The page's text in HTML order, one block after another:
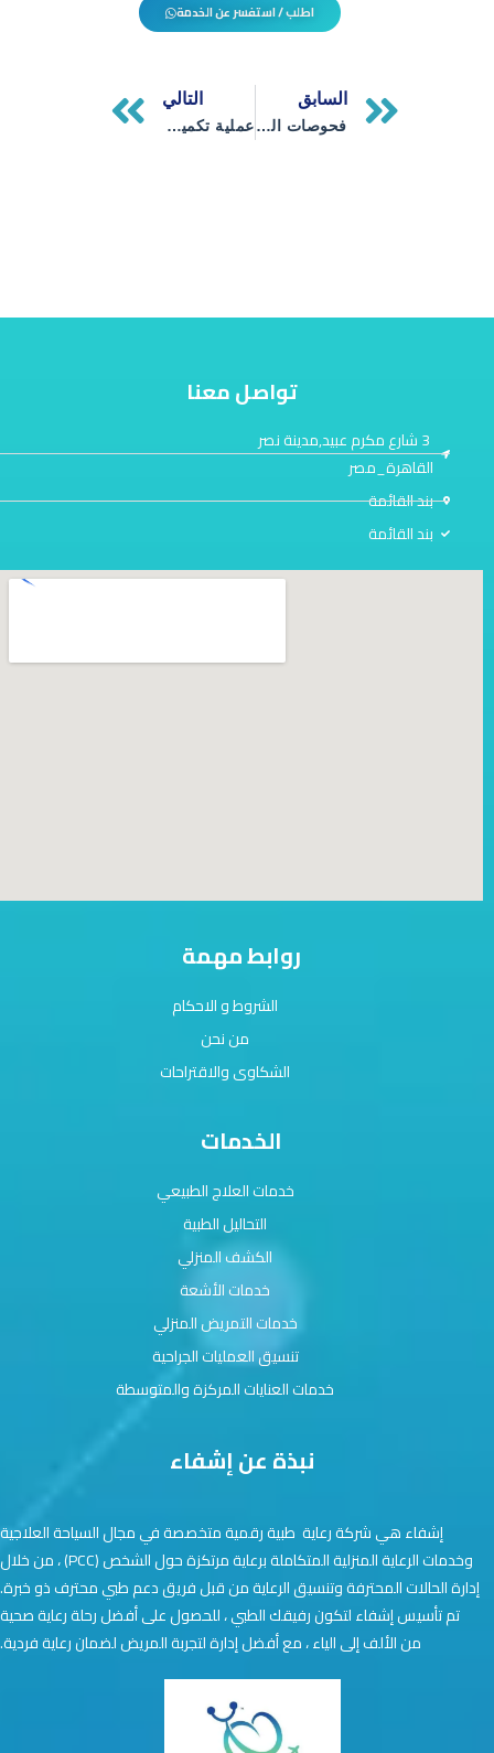
اطلب / استفسر عن الخدمة
Prev
السابق
فحوصات الكبد الدهني الخطوات الأولى للوقاية من تليف الكبد
التالي
عملية تكميم المعدة: 7 نصائح قبل إجرائها
نبذة عن إشفاء
إشفاء هي شركة رعاية طبية رقمية متخصصة في مجال السياحة العلاجية
وخدمات الرعاية المنزلية المتكاملة برعاية مرتكزة حول الشخص (PCC) ، من خلال
إدارة الحالات المحترفة وتنسيق الرعاية من قبل فريق دعم طبي محترف ذو خبرة.
تم تأسيس إشفاء لتكون رفيقك الطبي ، للحصول على أفضل رحلة رعاية صحية
من الألف إلى الياء ، مع أفضل إدارة لتجربة المريض لضمان رعاية فردية.
الخدمات
خدمات العلاج الطبيعي
التحاليل الطبية
الكشف المنزلي
خدمات الأشعة
خدمات التمريض المنزلي
تنسيق العمليات الجراحية
خدمات العنايات المركزة والمتوسطة
روابط مهمة
الشروط و الاحكام
من نحن
الشكاوى والاقتراحات
تواصل معنا
القاهرة_مصر
بند القائمة
بند القائمة